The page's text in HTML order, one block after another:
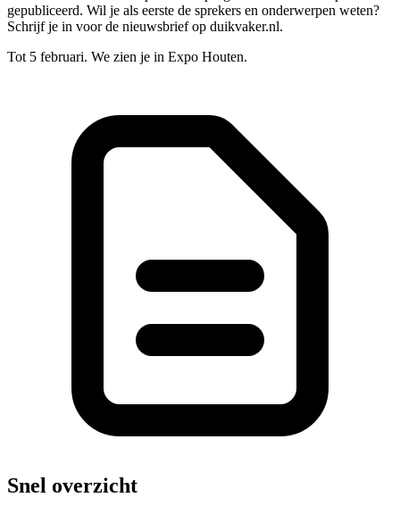
gepubliceerd. Wil je als eerste de sprekers en onderwerpen weten?
Schrijf je in voor de nieuwsbrief op duikvaker.nl.
Tot 5 februari. We zien je in Expo Houten.
Snel overzicht